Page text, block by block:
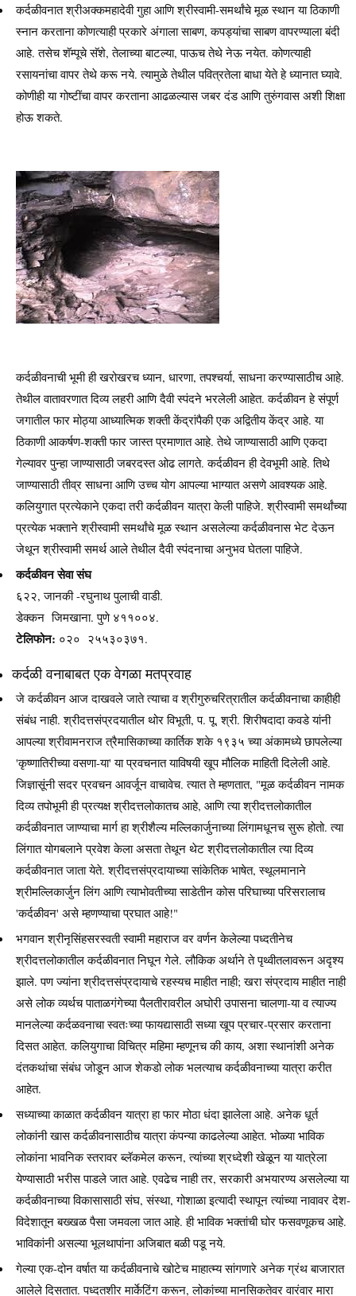
कर्दळीवनात श्रीअक्कमहादेवी गुहा आणि श्रीस्वामी-समर्थांचे मूळ स्थान या ठिकाणी
स्नान करताना कोणत्याही प्रकारे अंगाला साबण, कपड्यांचा साबण वापरण्याला बंदी
आहे. तसेच शॅम्पूचे सॅशे, तेलाच्या बाटल्या, पाऊच तेथे नेऊ नयेत. कोणत्याही
रसायनांचा वापर तेथे करू नये. त्यामुळे तेथील पवित्रतेला बाधा येते हे ध्यानात घ्यावे.
कोणीही या गोष्टींचा वापर करताना आढळल्यास जबर दंड आणि तुरुंगवास अशी शिक्षा
होऊ शकते.
कर्दळीवनाची भूमी ही खरोखरच ध्यान, धारणा, तपश्चर्या, साधना करण्यासाठीच आहे.
तेथील वातावरणात दिव्य लहरी आणि दैवी स्पंदने भरलेली आहेत. कर्दळीवन हे संपूर्ण
जगातील फार मोठ्या आध्यात्मिक शक्ती केंद्रांपैकी एक अद्वितीय केंद्र आहे. या
ठिकाणी आकर्षण-शक्ती फार जास्त प्रमाणात आहे. तेथे जाण्यासाठी आणि एकदा
गेल्यावर पुन्हा जाण्यासाठी जबरदस्त ओढ लागते. कर्दळीवन ही देवभूमी आहे. तिथे
जाण्यासाठी तीव्र साधना आणि उच्च योग आपल्या भाग्यात असणे आवश्यक आहे.
कलियुगात प्रत्येकाने एकदा तरी कर्दळीवन यात्रा केली पाहिजे. श्रीस्वामी समर्थांच्या
प्रत्येक भक्ताने श्रीस्वामी समर्थांचे मूळ स्थान असलेल्या कर्दळीवनास भेट देऊन
जेथून श्रीस्वामी समर्थ आले तेथील दैवी स्पंदनाचा अनुभव घेतला पाहिजे.
कर्दळीवन सेवा संघ
६२२, जानकी -रघुनाथ पुलाची वाडी.
डेक्कन जिमखाना. पुणे ४११००४.
टेलिफोन: ०२० २५५३०३७१.
कर्दळी वनाबाबत एक वेगळा मतप्रवाह
जे कर्दळीवन आज दाखवले जाते त्याचा व श्रीगुरुचरित्रातील कर्दळीवनाचा काहीही
संबंध नाही. श्रीदत्तसंप्रदयातील थोर विभूती, प. पू. श्री. शिरीषदादा कवडे यांनी
आपल्या श्रीवामनराज त्रैमासिकाच्या कार्तिक शके १९३५ च्या अंकामध्ये छापलेल्या
'कृष्णातिरीच्या वसणा-या' या प्रवचनात याविषयी खूप मौलिक माहिती दिलेली आहे.
जिज्ञासूंनी सदर प्रवचन आवर्जून वाचावेच. त्यात ते म्हणतात, "मूळ कर्दळीवन नामक
दिव्य तपोभूमी ही प्रत्यक्ष श्रीदत्तलोकातच आहे, आणि त्या श्रीदत्तलोकातील
कर्दळीवनात जाण्याचा मार्ग हा श्रीशैल्य मल्लिकार्जुनाच्या लिंगामधूनच सुरू होतो. त्या
लिंगात योगबलाने प्रवेश केला असता तेथून थेट श्रीदत्तलोकातील त्या दिव्य
कर्दळीवनात जाता येते. श्रीदत्तसंप्रदायाच्या सांकेतिक भाषेत, स्थूलमानाने
श्रीमल्लिकार्जुन लिंग आणि त्याभोवतीच्या साडेतीन कोस परिघाच्या परिसरालाच
'कर्दळीवन' असे म्हणण्याचा प्रघात आहे!"
भगवान श्रीनृसिंहसरस्वती स्वामी महाराज वर वर्णन केलेल्या पध्दतीनेच
श्रीदत्तलोकातील कर्दळीवनात निघून गेले. लौकिक अर्थाने ते पृथ्वीतलावरून अदृश्य
झाले. पण ज्यांना श्रीदत्तसंप्रदायाचे रहस्यच माहीत नाही; खरा संप्रदाय माहीत नाही
असे लोक व्यर्थच पाताळगंगेच्या पैलतीरावरील अघोरी उपासना चालणा-या व त्याज्य
मानलेल्या कर्दळवनाचा स्वतःच्या फायद्यासाठी सध्या खूप प्रचार-प्रसार करताना
दिसत आहेत. कलियुगाचा विचित्र महिमा म्हणूनच की काय, अशा स्थानांशी अनेक
दंतकथांचा संबंध जोडून आज शेकडो लोक भलत्याच कर्दळीवनाच्या यात्रा करीत
आहेत.
सध्याच्या काळात कर्दळीवन यात्रा हा फार मोठा धंदा झालेला आहे. अनेक धूर्त
लोकांनी खास कर्दळीवनासाठीच यात्रा कंपन्या काढलेल्या आहेत. भोळ्या भाविक
लोकांना भावनिक स्तरावर ब्लॅकमेल करून, त्यांच्या श्रध्देशी खेळून या यात्रेला
येण्यासाठी भरीस पाडले जात आहे. एवढेच नाही तर, सरकारी अभयारण्य असलेल्या या
कर्दळीवनाच्या विकासासाठी संघ, संस्था, गोशाळा इत्यादी स्थापून त्यांच्या नावावर देश-
विदेशातून बख्खळ पैसा जमवला जात आहे. ही भाविक भक्तांची घोर फसवणूकच आहे.
भाविकांनी असल्या भूलथापांना अजिबात बळी पडू नये.
गेल्या एक-दोन वर्षात या कर्दळीवनाचे खोटेच माहात्म्य सांगणारे अनेक ग्रंथ बाजारात
आलेले दिसतात. पध्दतशीर मार्केटिंग करून, लोकांच्या मानसिकतेवर वारंवार मारा